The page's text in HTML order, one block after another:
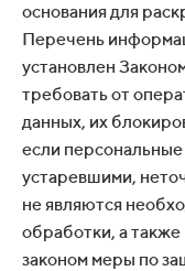
основания для
Перечень
установлен
требовать от
данных, их
если
устаревшими,
не являются
обработки, а
законом меры по